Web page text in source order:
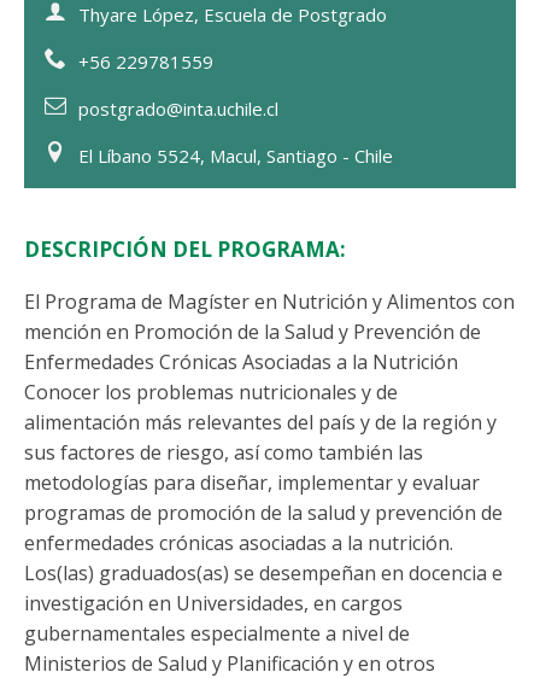
Thyare López, Escuela de Postgrado
+56 229781559
postgrado@inta.uchile.cl
El Líbano 5524, Macul, Santiago - Chile
DESCRIPCIÓN DEL PROGRAMA:
El Programa de Magíster en Nutrición y Alimentos con
mención en Promoción de la Salud y Prevención de
Enfermedades Crónicas Asociadas a la Nutrición
Conocer los problemas nutricionales y de
alimentación más relevantes del país y de la región y
sus factores de riesgo, así como también las
metodologías para diseñar, implementar y evaluar
programas de promoción de la salud y prevención de
enfermedades crónicas asociadas a la nutrición.
Los(las) graduados(as) se desempeñan en docencia e
investigación en Universidades, en cargos
gubernamentales especialmente a nivel de
Ministerios de Salud y Planificación y en otros